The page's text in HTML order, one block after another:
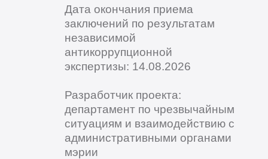
Дата окончания приема
заключений по результатам
независимой
антикоррупционной
экспертизы: 14.08.2026
Разработчик проекта:
департамент по чрезвычайным
ситуациям и взаимодействию с
административными органами
мэрии